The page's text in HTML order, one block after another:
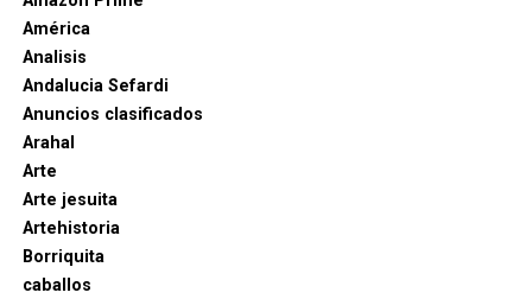
asistente de Sevilla Diego de Merlo y de otros
capitanes alcanzó de noche la fortaleza. Un grupo de
escaladores penetró en el recinto y abrió el camino
al resto de las tropas.
América
Analisis
Andalucia Sefardi
Anuncios clasificados
Arahal
Arte
Arte jesuita
Artehistoria
Borriquita
caballos